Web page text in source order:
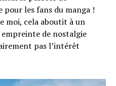
pour les fans du manga !
moi, cela aboutit à un
empreinte de nostalgie
pas l’intérêt